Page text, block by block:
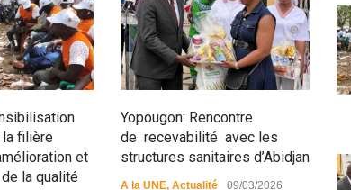
filière
et
la qualité
Yopougon: Rencontre
de recevabilité avec les
structures sanitaires d’Abidjan
A la UNE, Actualité 09/03/2026 A